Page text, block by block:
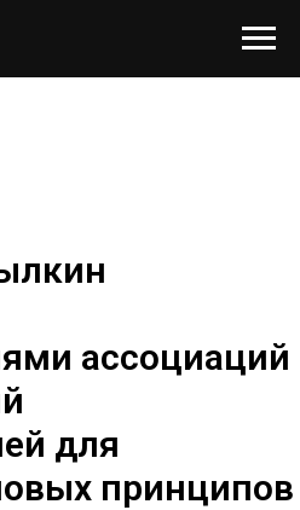
ассоциаций
для
принципов